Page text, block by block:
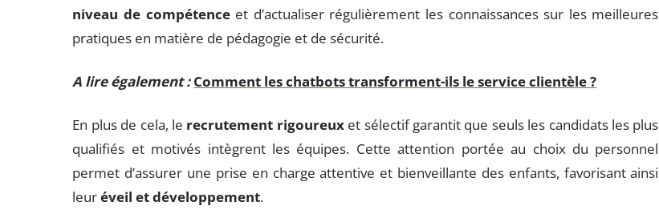
niveau de compétenceet d’actualiser régulièrement les connaissances sur les meilleures
pratiques en matière de pédagogie et de sécurité.
A lire également : Comment les chatbots transforment-ils le service clientèle ?
En plus de cela, le recrutement rigoureuxet sélectif garantit que seuls les candidats les plus
qualifiés et motivés intègrent les équipes. Cette attention portée au choix du personnel
permet d’assurer une prise en charge attentive et bienveillante des enfants, favorisant ainsi
leuréveil et développement.